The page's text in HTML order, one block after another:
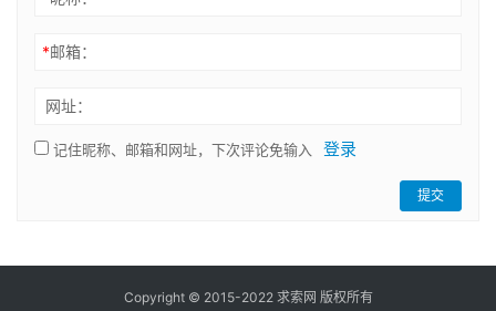
*邮箱：
网址：
记住昵称、邮箱和网址，下次评论免输入 登录
提交
Copyright © 2015-2022 求索网 版权所有